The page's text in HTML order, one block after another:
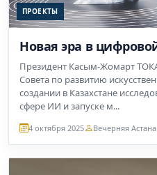
ПРОЕКТЫ
Новая эра в
Президент Касым-Жомарт
Совета по развитию
создании в Казахстане
сфере ИИ и запуске м...
4 октября 2025 Вечерняя Астана